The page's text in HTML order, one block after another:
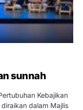
sunnah
Kebajikan
dalam Majlis